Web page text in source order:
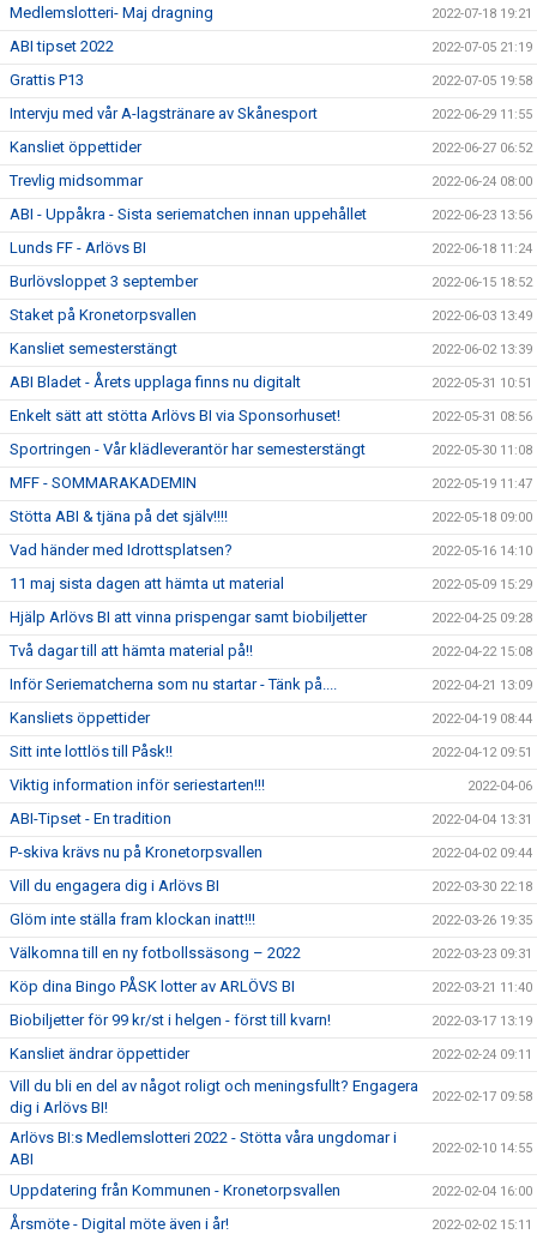
Medlemslotteri- Maj dragning 2022-07-18 19:21
ABI tipset 2022 2022-07-05 21:19
Grattis P13 2022-07-05 19:58
Intervju med vår A-lagstränare av Skånesport 2022-06-29 11:55
Kansliet öppettider 2022-06-27 06:52
Trevlig midsommar 2022-06-24 08:00
ABI - Uppåkra - Sista seriematchen innan uppehållet 2022-06-23 13:56
Lunds FF - Arlövs BI 2022-06-18 11:24
Burlövsloppet 3 september 2022-06-15 18:52
Staket på Kronetorpsvallen 2022-06-03 13:49
Kansliet semesterstängt 2022-06-02 13:39
ABI Bladet - Årets upplaga finns nu digitalt 2022-05-31 10:51
Enkelt sätt att stötta Arlövs BI via Sponsorhuset! 2022-05-31 08:56
Sportringen - Vår klädleverantör har semesterstängt 2022-05-30 11:08
MFF - SOMMARAKADEMIN 2022-05-19 11:47
Stötta ABI & tjäna på det själv!!!! 2022-05-18 09:00
Vad händer med Idrottsplatsen? 2022-05-16 14:10
11 maj sista dagen att hämta ut material 2022-05-09 15:29
Hjälp Arlövs BI att vinna prispengar samt biobiljetter 2022-04-25 09:28
Två dagar till att hämta material på!! 2022-04-22 15:08
Inför Seriematcherna som nu startar - Tänk på.... 2022-04-21 13:09
Kansliets öppettider 2022-04-19 08:44
Sitt inte lottlös till Påsk!! 2022-04-12 09:51
Viktig information inför seriestarten!!! 2022-04-06
ABI-Tipset - En tradition 2022-04-04 13:31
P-skiva krävs nu på Kronetorpsvallen 2022-04-02 09:44
Vill du engagera dig i Arlövs BI 2022-03-30 22:18
Glöm inte ställa fram klockan inatt!!! 2022-03-26 19:35
Välkomna till en ny fotbollssäsong – 2022 2022-03-23 09:31
Köp dina Bingo PÅSK lotter av ARLÖVS BI 2022-03-21 11:40
Biobiljetter för 99 kr/st i helgen - först till kvarn! 2022-03-17 13:19
Kansliet ändrar öppettider 2022-02-24 09:11
Vill du bli en del av något roligt och meningsfullt? Engagera
dig i Arlövs BI!
2022-02-17 09:58
Arlövs BI:s Medlemslotteri 2022 - Stötta våra ungdomar i
ABI
2022-02-10 14:55
Uppdatering från Kommunen - Kronetorpsvallen 2022-02-04 16:00
Årsmöte - Digital möte även i år! 2022-02-02 15:11